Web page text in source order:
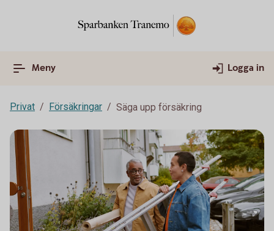
Meny Logga in
Privat Försäkringar Säga upp försäkring